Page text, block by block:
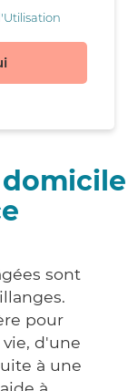
domicile
sont
pour
d'une
à une